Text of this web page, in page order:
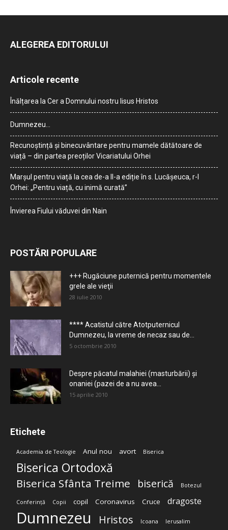
ALEGEREA EDITORULUI
Articole recente
Înălțarea la Cer a Domnului nostru Iisus Hristos
Dumnezeu…
Recunoștință și binecuvântare pentru mamele dătătoare de
viață – din partea preoților Vicariatului Orhei
Marșul pentru viață la cea de-a II-a ediție în s. Lucășeuca, r-l
Orhei: „Pentru viață, cu inimă curată”
Învierea Fiului văduvei din Nain
POSTĂRI POPULARE
+++ Rugăciune puternică pentru momentele
grele ale vieţii
28 iulie 2010
**** Acatistul către Atotputernicul
Dumnezeu, la vreme de necaz sau de...
5 octombrie 2010
Despre păcatul malahiei (masturbării) şi
onaniei (pazei de a nu avea...
15 aprilie 2010
Etichete
Academia de Teologie Anul nou avort Biserica
Biserica Ortodoxă
Biserica Sfânta Treime biserică Botezul
Conferință Copii copil Coronavirus Cruce dragoste
Dumnezeu Hristos Icoana Ierusalim